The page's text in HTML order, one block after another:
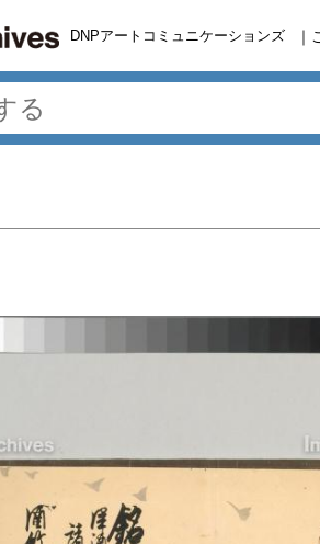
DNPアートコミュニケーションズ ｜